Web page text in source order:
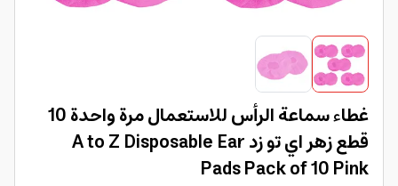
غطاء سماعة الرأس للاستعمال مرة واحدة 10
قطع زهر اي تو زد A to Z Disposable Ear
Pads Pack of 10 Pink